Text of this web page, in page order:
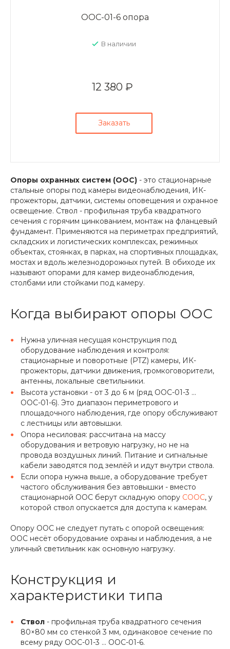
ООС-01-6 опора
В наличии
12 380 ₽
Заказать
Опоры охранных систем (ООС) - это стационарные
стальные опоры под камеры видеонаблюдения, ИК-
прожекторы, датчики, системы оповещения и охранное
освещение. Ствол - профильная труба квадратного
сечения с горячим цинкованием, монтаж на фланцевый
фундамент. Применяются на периметрах предприятий,
складских и логистических комплексах, режимных
объектах, стоянках, в парках, на спортивных площадках,
мостах и вдоль железнодорожных путей. В обиходе их
называют опорами для камер видеонаблюдения,
столбами или стойками под камеру.
Когда выбирают опоры ООС
Нужна уличная несущая конструкция под
оборудование наблюдения и контроля:
стационарные и поворотные (PTZ) камеры, ИК-
прожекторы, датчики движения, громкоговорители,
антенны, локальные светильники.
Высота установки - от 3 до 6 м (ряд ООС-01-3 ...
ООС-01-6). Это диапазон периметрового и
площадочного наблюдения, где опору обслуживают
с лестницы или автовышки.
Опора несиловая: рассчитана на массу
оборудования и ветровую нагрузку, но не на
провода воздушных линий. Питание и сигнальные
кабели заводятся под землёй и идут внутри ствола.
Если опора нужна выше, а оборудование требует
частого обслуживания без автовышки - вместо
стационарной ООС берут складную опору СООС, у
которой ствол опускается для доступа к камерам.
Опору ООС не следует путать с опорой освещения:
ООС несёт оборудование охраны и наблюдения, а не
уличный светильник как основную нагрузку.
Конструкция и
характеристики типа
Ствол - профильная труба квадратного сечения
80×80 мм со стенкой 3 мм, одинаковое сечение по
всему ряду ООС-01-3 ... ООС-01-6.